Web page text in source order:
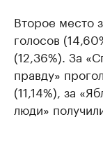
Второе место
голосов
(12,36%). За
правду»
(11,14%), за
люди»